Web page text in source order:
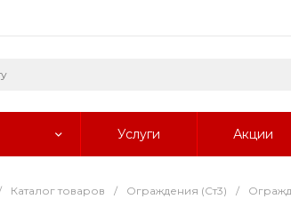
Услуги Акции
Каталог товаров / Ограждения (Ст3) /